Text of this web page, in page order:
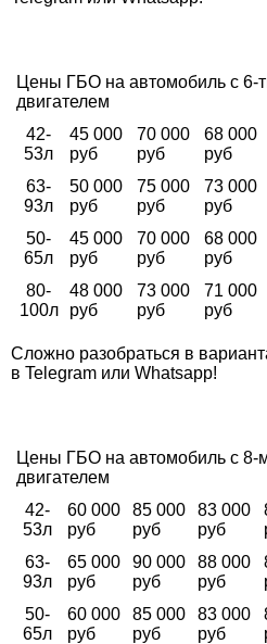
Цены ГБО на автомобиль с 6-
двигателем
42-
53л
45 000
руб
70 000
руб
68 000
руб
63-
93л
50 000
руб
75 000
руб
73 000
руб
50-
65л
45 000
руб
70 000
руб
68 000
руб
80-
100л
48 000
руб
73 000
руб
71 000
руб
Сложно разобраться в
в Telegram или Whatsapp!
Цены ГБО на автомобиль с 8-
двигателем
42-
53л
60 000
руб
85 000
руб
83 000
руб
63-
93л
65 000
руб
90 000
руб
88 000
руб
50-
65л
60 000
руб
85 000
руб
83 000
руб